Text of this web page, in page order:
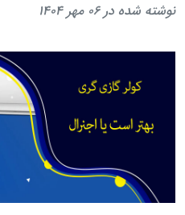
نوشته شده در 06 مهر 1404